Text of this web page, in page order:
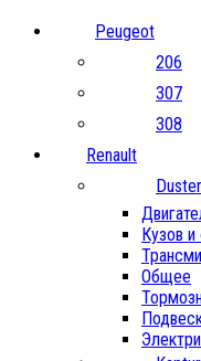
Peugeot
206
307
308
Renault
Duster
Кузов и
Общее